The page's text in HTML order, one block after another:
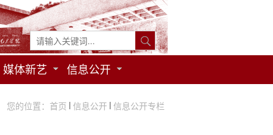
媒体新艺 信息公开
您的位置： 首页 信息公开 信息公开专栏